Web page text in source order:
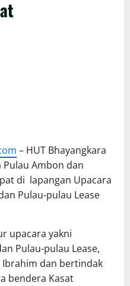
– HUT Bhayangkara
Ambon dan
di lapangan Upacara
Pulau-pulau Lease
upacara yakni
Pulau-pulau Lease,
dan bertindak
bendera Kasat